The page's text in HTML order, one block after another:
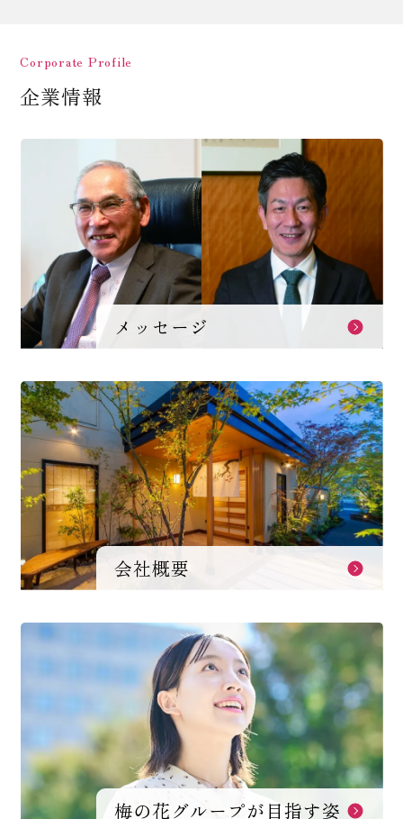
Corporate Profile
企業情報
メッセージ
会社概要
梅の花グループが目指す姿